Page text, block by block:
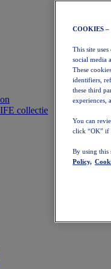
collectie
COOKIES –
This site
social media
These
identifiers,
these third
experiences,
You can
click “OK” if
By using this
Policy,